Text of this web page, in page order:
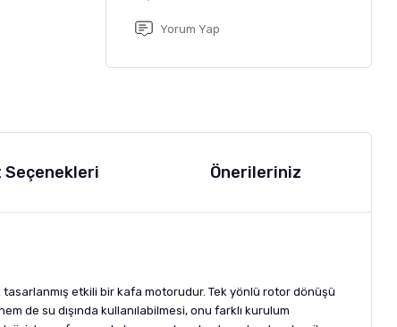
Yorum Yap
Seçenekleri Önerileriniz
etkili bir kafa motorudur. Tek yönlü rotor dönüşü
de su dışında kullanılabilmesi, onu farklı kurulum